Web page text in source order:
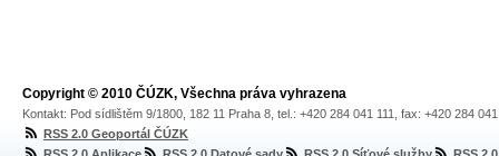
Copyright © 2010 ČÚZK, Všechna práva vyhrazena
Kontakt: Pod sídlištěm 9/1800, 182 11 Praha 8, tel.: +420 284 041 111, fax: +420 284
RSS 2.0 Geoportál ČÚZK